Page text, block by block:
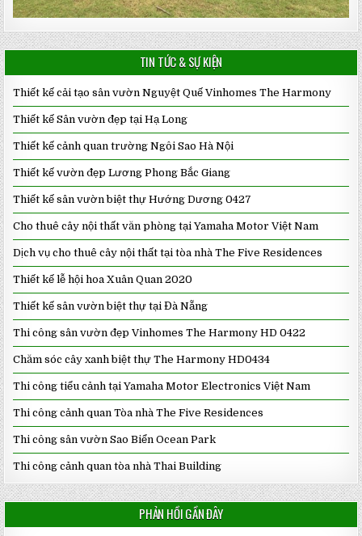
TIN TỨC & SỰ KIỆN
Thiết kế cải tạo sân vườn Nguyệt Quế Vinhomes The Harmony
Thiết kế Sân vườn đẹp tại Hạ Long
Thiết kế cảnh quan trường Ngôi Sao Hà Nội
Thiết kế vườn đẹp Lương Phong Bắc Giang
Thiết kế sân vườn biệt thự Hướng Dương 0427
Cho thuê cây nội thất văn phòng tại Yamaha Motor Việt Nam
Dịch vụ cho thuê cây nội thất tại tòa nhà The Five Residences
Thiết kế lễ hội hoa Xuân Quan 2020
Thiết kế sân vườn biệt thự tại Đà Nẵng
Thi công sân vườn đẹp Vinhomes The Harmony HD 0422
Chăm sóc cây xanh biệt thự The Harmony HD0434
Thi công tiểu cảnh tại Yamaha Motor Electronics Việt Nam
Thi công cảnh quan Tòa nhà The Five Residences
Thi công sân vườn Sao Biển Ocean Park
Thi công cảnh quan tòa nhà Thai Building
PHẢN HỒI GẦN ĐÂY